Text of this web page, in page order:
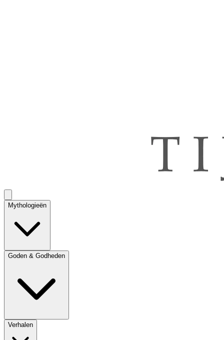
Mythologieën
Goden & Godheden
Verhalen